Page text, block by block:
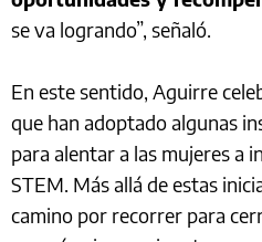
se va logrando”, señaló.
En este sentido, Aguirre
que han adoptado algunas
para alentar a las mujeres a
STEM. Más allá de estas
camino por recorrer para